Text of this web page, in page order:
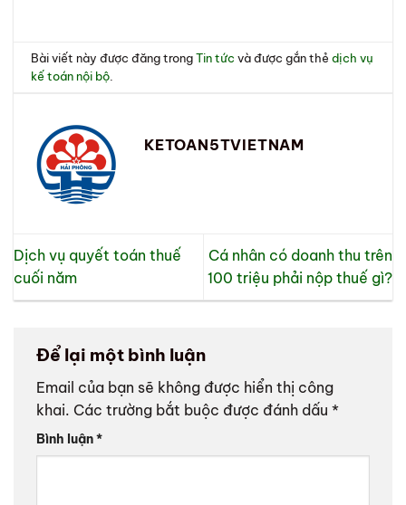
Bài viết này được đăng trongTin tức và được gắn thẻdịch vụ
kế toán nội bộ
KETOAN5TVIETNAM
Dịch vụ quyết toán thuế
cuối năm
Cá nhân có doanh thu trên
100 triệu phải nộp thuế gì?
Để lại một bình luận
Email của bạn sẽ không được hiển thị công
khai. Các trường bắt buộc được đánh dấu *
Bình luận*